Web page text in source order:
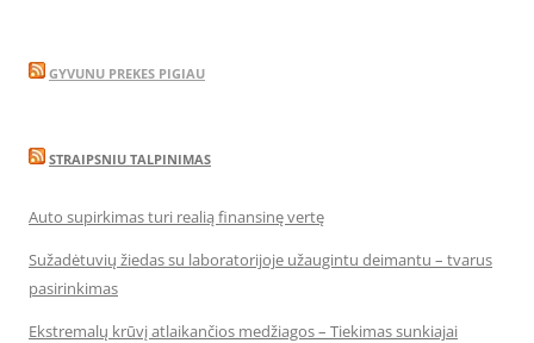
GYVUNU PREKES PIGIAU
STRAIPSNIU TALPINIMAS
Auto supirkimas turi realią finansinę vertę
Sužadėtuvių žiedas su laboratorijoje užaugintu deimantu – tvarus
pasirinkimas
Ekstremalų krūvį atlaikančios medžiagos – Tiekimas sunkiajai